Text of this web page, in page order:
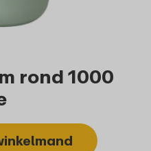
rond 1000